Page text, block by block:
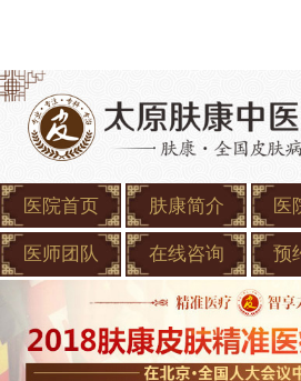
医院首页 肤康简介 医
医师团队 在线咨询 预